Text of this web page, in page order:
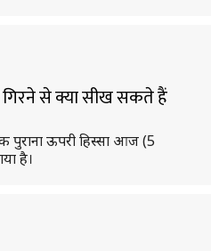
से क्या सीख सकते हैं
ऊपरी हिस्सा आज (5
है।